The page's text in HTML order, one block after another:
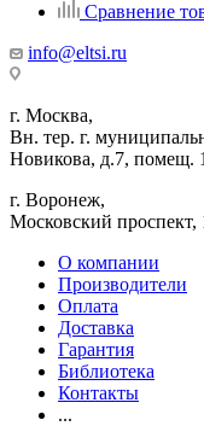
Сравнение
info@eltsi.ru
г. Москва,
Вн. тер. г.
Новикова, д.7, помещ.
г. Воронеж,
​Московский
О компании
Производители
Оплата
Доставка
Гарантия
Библиотека
Контакты
...